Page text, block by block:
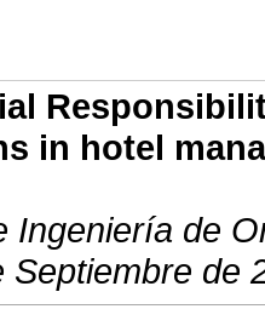
in hotel
Ingeniería de
Septiembre de